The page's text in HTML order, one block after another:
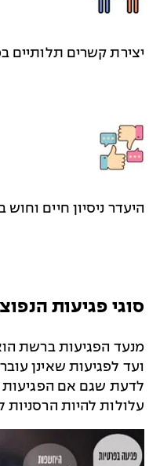
יצירת קשרים תלותיים
היעדר ניסיון חיים
סוגי פגיעות
מנעד הפגיעות ברשת
ועד לפגיעות שאינן
לדעת שגם אם הפגיעות
עלולות להיות הרסניות